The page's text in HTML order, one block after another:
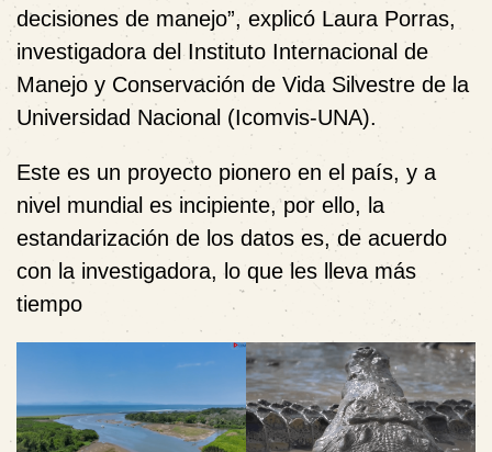
decisiones de manejo”, explicó Laura Porras,
investigadora del Instituto Internacional de
Manejo y Conservación de Vida Silvestre de la
Universidad Nacional (Icomvis-UNA).
Este es un proyecto pionero en el país, y a
nivel mundial es incipiente, por ello, la
estandarización de los datos es, de acuerdo
con la investigadora, lo que les lleva más
tiempo